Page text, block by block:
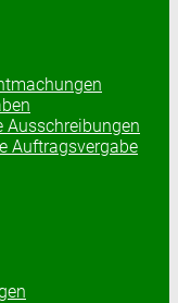
Ausschreibungen
Auftragsvergabe